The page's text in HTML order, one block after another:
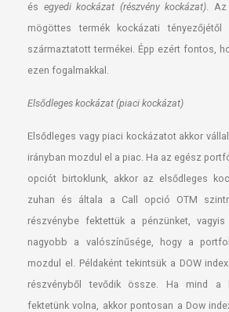
és egyedi kockázat (részvény kockázat). Az
mögöttes termék kockázati
származtatott termékei. Épp ezért fontos,
ezen fogalmakkal.
Elsődleges kockázat (piaci kockázat)
Elsődleges vagy piaci kockázatot akkor
irányban mozdul el a piac. Ha az egész
opciót birtoklunk, akkor az elsődleges
zuhan és általa a Call opció OTM
részvénybe fektettük a pénzünket, vagyis
nagyobb a valószínűsége, hogy a
mozdul el. Példaként tekintsük a DOW
részvényből tevődik össze. Ha mind a
fektetünk volna, akkor pontosan a Dow